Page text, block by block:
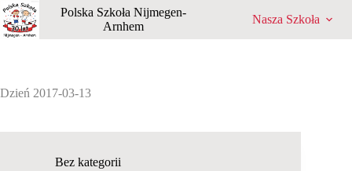
Przejdź
do
treści
Polska Szkoła Nijmegen-
Arnhem
Nasza Szkoła
Dzień 2017-03-13
Bez kategorii